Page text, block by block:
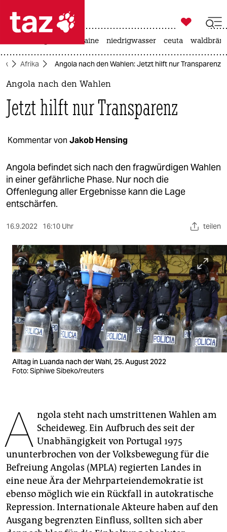
 taz zahl ich
taz zahl ich
themen
politik
öko
gesellschaft
kultur
sport
berlin
nord
wahrheit
verlag
verlag
veranstaltungen
fragen & hilfe
abo
genossenschaft
epaper login

taz zahl ich
krieg in der ukraine niedrigwasser ceuta
Afrika Angola nach den Wahlen: Jetzt hilft nur Transparenz
Angola nach den Wahlen
Jetzt hilft nur Transparenz
Kommentar von Jakob Hensing
Angola befindet sich nach den fragwürdigen Wahlen
in einer gefährliche Phase. Nur noch die
Offenlegung aller Ergebnisse kann die Lage
entschärfen.
16.9.2022 16:10 Uhr teilen
Alltag in Luanda nach der Wahl, 25. August 2022
Foto: Siphiwe Sibeko/reuters
A ngola steht nach umstrittenen Wahlen am
Scheideweg. Ein Aufbruch des seit der
Unabhängigkeit von Portugal 1975
ununterbrochen von der Volksbewegung für die
Befreiung Angolas (MPLA) regierten Landes in
eine neue Ära der Mehrparteiendemokratie ist
ebenso möglich wie ein Rückfall in autokratische
Repression. Internationale Akteure haben auf den
Ausgang begrenzten Einfluss, sollten sich aber